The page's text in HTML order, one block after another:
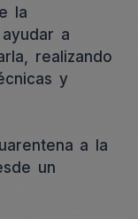
la
a
realizando
y
a la
un